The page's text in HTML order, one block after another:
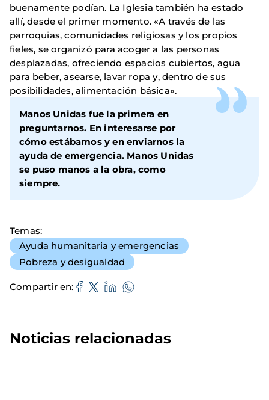
buenamente podían. La Iglesia también ha estado
allí, desde el primer momento. «A través de las
parroquias, comunidades religiosas y los propios
fieles, se organizó para acoger a las personas
desplazadas, ofreciendo espacios cubiertos, agua
para beber, asearse, lavar ropa y, dentro de sus
posibilidades, alimentación básica».
Manos Unidas fue la primera en
preguntarnos. En interesarse por
cómo estábamos y en enviarnos la
ayuda de emergencia. Manos Unidas
se puso manos a la obra, como
siempre.
Temas
Ayuda humanitaria y emergencias
Pobreza y desigualdad
Compartir en
Noticias relacionadas